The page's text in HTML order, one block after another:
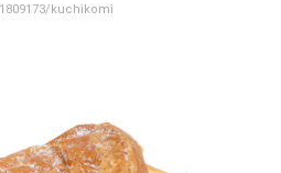
kuchikomi